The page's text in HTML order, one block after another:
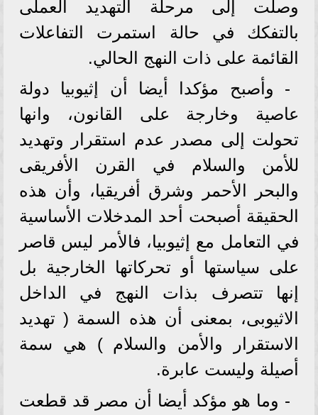
وصلت إلى مرحلة التهديد العملى
بالتفكك في حالة استمرت التفاعلات
القائمة على ذات النهج الحالي.
- وأصبح مؤكدا أيضا أن إثيوبيا دولة
عاصية وخارجة على القانون، وانها
تحولت إلى مصدر عدم استقرار وتهديد
للأمن والسلام في القرن الأفريقى
والبحر الأحمر وشرق أفريقيا، وأن هذه
الحقيقة أصبحت أحد المدخلات الأساسية
في التعامل مع إثيوبيا، فالأمر ليس قاصر
على سياستها أو تحركاتها الخارجية بل
إنها تتصرف بذات النهج في الداخل
الاثيوبى، بمعنى أن هذه السمة ( تهديد
الاستقرار والأمن والسلام ) هي سمة
أصيلة وليست عابرة.
- وما هو مؤكد أيضا أن مصر قد قطعت